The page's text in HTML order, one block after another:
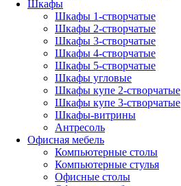
Шкафы
Шкафы 1-створчатые
Шкафы 2-створчатые
Шкафы 3-створчатые
Шкафы 4-створчатые
Шкафы 5-створчатые
Шкафы угловые
Шкафы купе 2-створчатые
Шкафы купе 3-створчатые
Шкафы-витрины
Антресоль
Офисная мебель
Компьютерные столы
Компьютерные стулья
Офисные столы